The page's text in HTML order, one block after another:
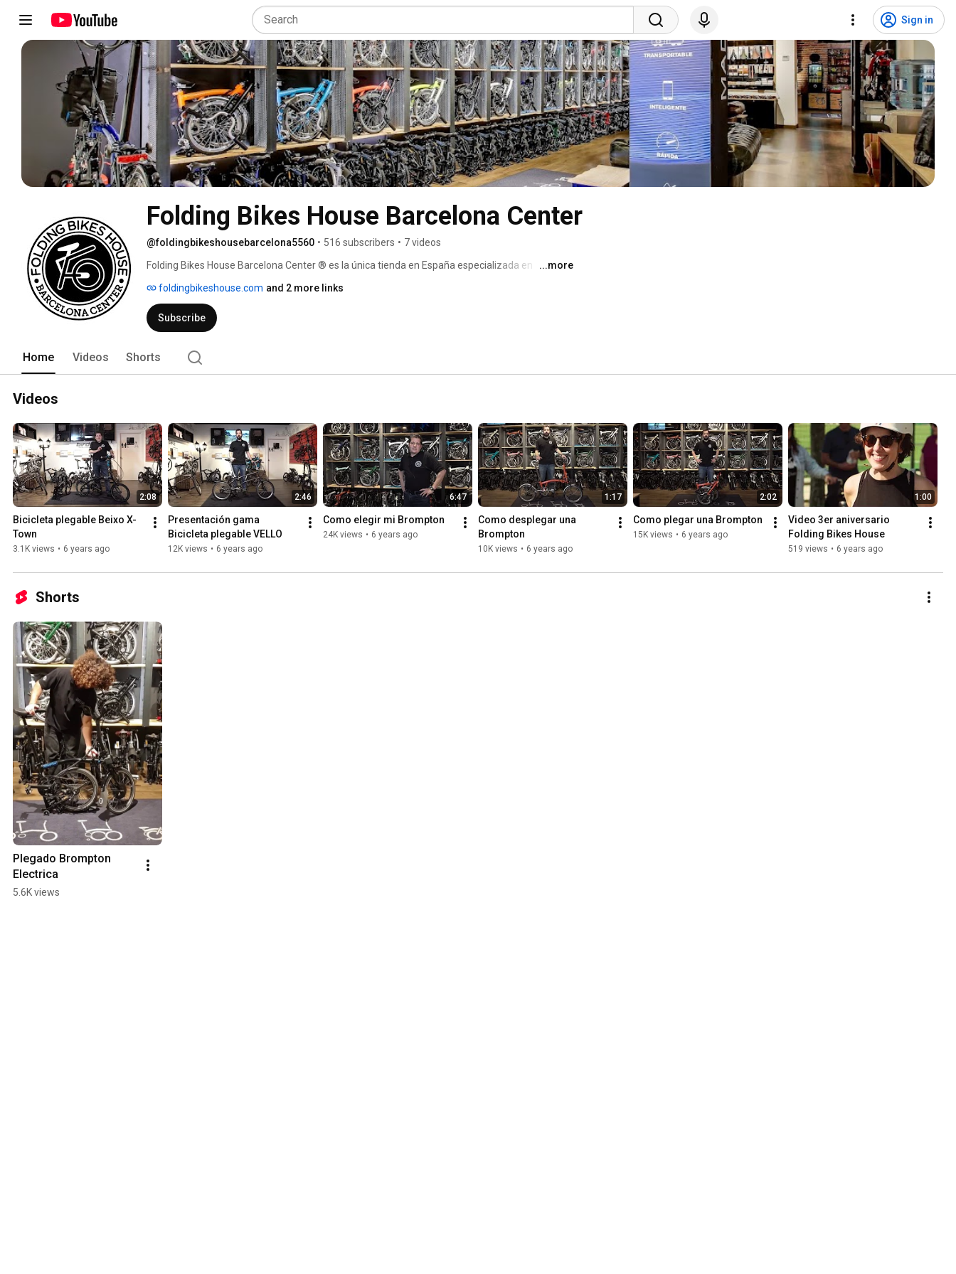
Sign in
Folding Bikes House Barcelona Center
@foldingbikeshousebarcelona5560 • 516 subscribers • 7 videos
Folding Bikes House Barcelona Center ® es la única tienda en España especializada en
Eléctricas todas Made in Europa.
...more
foldingbikeshouse.com and 2 more links
Subscribe
Home Videos Shorts
Videos
2:08
Bicicleta plegable Beixo X-
Town
3.1K views • 6 years ago
2:46
Presentación gama
Bicicleta plegable VELLO
12K views • 6 years ago
6:47
Como elegir mi Brompton
24K views • 6 years ago
1:17
Como desplegar una
Brompton
10K views • 6 years ago
2:02
Como plegar una Brompton
15K views • 6 years ago
1:00
Video 3er aniversario
Folding Bikes House
519 views • 6 years ago
Shorts
Plegado Brompton
Electrica
5.6K views